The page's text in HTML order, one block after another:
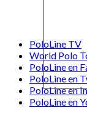
PoloLine TV
World Polo
PoloLine en
PoloLine en
PoloLine en
PoloLine en